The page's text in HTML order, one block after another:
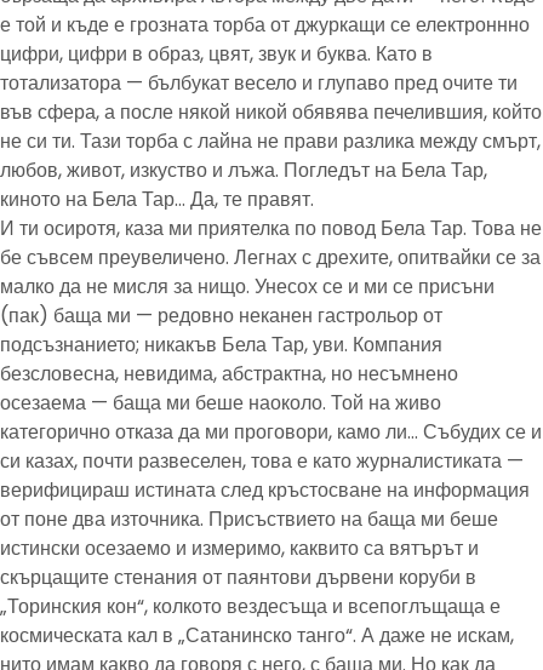
е той и къде е грозната торба от джуркащи се електроннно
цифри, цифри в образ, цвят, звук и буква. Като в
тотализатора — бълбукат весело и глупаво пред очите ти
във сфера, а после някой никой обявява печелившия, който
не си ти. Тази торба с лайна не прави разлика между смърт,
любов, живот, изкуство и лъжа. Погледът на Бела Тар,
киното на Бела Тар… Да, те правят.
И ти осиротя, каза ми приятелка по повод Бела Тар. Това не
бе съвсем преувеличено. Легнах с дрехите, опитвайки се за
малко да не мисля за нищо. Унесох се и ми се присъни
(пак) баща ми — редовно неканен гастрольор от
подсъзнанието; никакъв Бела Тар, уви. Компания
безсловесна, невидима, абстрактна, но несъмнено
осезаема — баща ми беше наоколо. Той на живо
категорично отказа да ми проговори, камо ли… Събудих се и
си казах, почти развеселен, това е като журналистиката —
верифицираш истината след кръстосване на информация
от поне два източника. Присъствието на баща ми беше
истински осезаемо и измеримо, каквито са вятърът и
скърцащите стенания от паянтови дървени коруби в
„Торинския кон“, колкото вездесъща и всепоглъщаща е
космическата кал в „Сатанинско танго“. А даже не искам,